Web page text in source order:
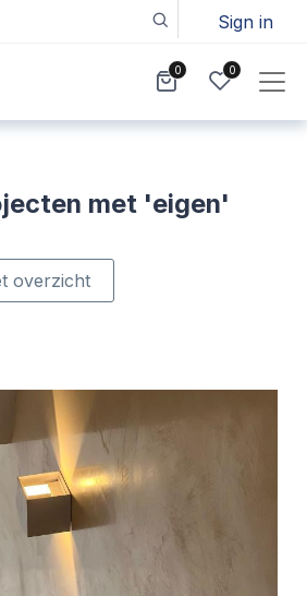
Sign in
0 0
met 'eigen'
overzicht